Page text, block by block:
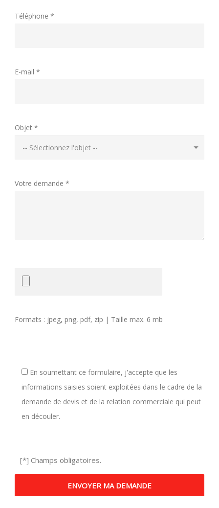
Téléphone *
E-mail *
Objet *
Votre demande *
Formats : jpeg, png, pdf, zip | Taille max. 6 mb
En soumettant ce formulaire, j'accepte que les
informations saisies soient exploitées dans le cadre de la
demande de devis et de la relation commerciale qui peut
en découler.
[*] Champs obligatoires.